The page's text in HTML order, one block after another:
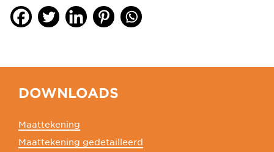
DOWNLOADS
Maattekening
Maattekening gedetailleerd